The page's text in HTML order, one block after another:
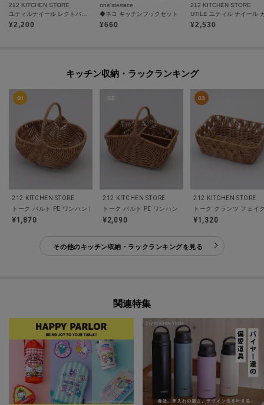
212 KITCHEN STORE
¥2,200
one'sterrace
◆ネコ キッチンフックセット
¥660
212 KITCHEN STORE
¥2,530
キッチン収納・ラックランキング
212 KITCHEN STORE
トーク バルト PE ワンハンドル楕円バスケット
¥1,870
212 KITCHEN STORE
トーク バルト PE ワンハンドル仕切りバスケット
¥2,090
212 KITCHEN STORE
トーク クランツ フェイ
¥1,320
その他のキッチン収納・ラックランキングを見る
関連特集